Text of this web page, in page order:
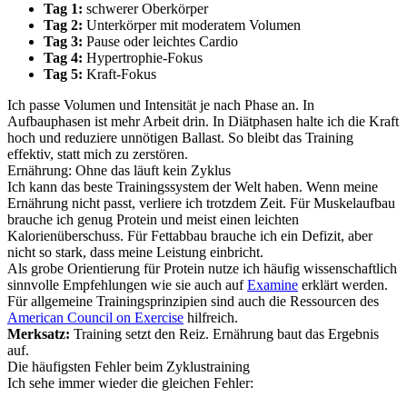
Tag 1: schwerer Oberkörper
Tag 2: Unterkörper mit moderatem Volumen
Tag 3: Pause oder leichtes Cardio
Tag 4: Hypertrophie-Fokus
Tag 5: Kraft-Fokus
Ich passe Volumen und Intensität je nach Phase an. In
Aufbauphasen ist mehr Arbeit drin. In Diätphasen halte ich die Kraft
hoch und reduziere unnötigen Ballast. So bleibt das Training
effektiv, statt mich zu zerstören.
Ernährung: Ohne das läuft kein Zyklus
Ich kann das beste Trainingssystem der Welt haben. Wenn meine
Ernährung nicht passt, verliere ich trotzdem Zeit. Für Muskelaufbau
brauche ich genug Protein und meist einen leichten
Kalorienüberschuss. Für Fettabbau brauche ich ein Defizit, aber
nicht so stark, dass meine Leistung einbricht.
Als grobe Orientierung für Protein nutze ich häufig wissenschaftlich
sinnvolle Empfehlungen wie sie auch aufExamine erklärt werden.
Für allgemeine Trainingsprinzipien sind auch die Ressourcen des
American Council on Exercise hilfreich.
Merksatz: Training setzt den Reiz. Ernährung baut das Ergebnis
auf.
Die häufigsten Fehler beim Zyklustraining
Ich sehe immer wieder die gleichen Fehler: